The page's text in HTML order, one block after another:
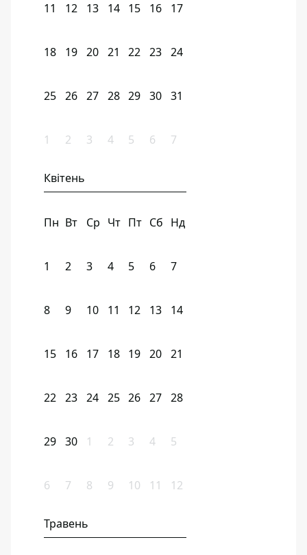
11 12 13 14 15 16 17
18 19 20 21 22 23 24
25 26 27 28 29 30 31
1 2 3 4 5 6 7
Квітень
Пн Вт Ср Чт Пт Сб Нд
1 2 3 4 5 6 7
8 9 10 11 12 13 14
15 16 17 18 19 20 21
22 23 24 25 26 27 28
29 30 1 2 3 4 5
6 7 8 9 10 11 12
Травень